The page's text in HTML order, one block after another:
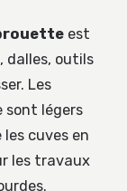
est
dalles, outils
Les
sont légers
cuves en
les travaux